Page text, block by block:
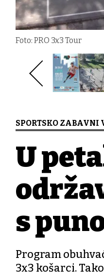
Foto: PRO 3x3 Tour
SPORTSKO ZABAVNI
U
s
Program
3x3 košarci.